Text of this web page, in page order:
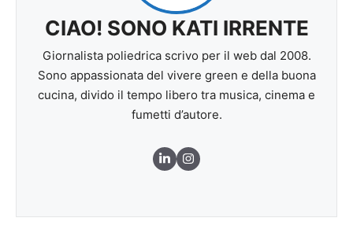
CIAO! SONO KATI IRRENTE
Giornalista poliedrica scrivo per il web dal 2008.
Sono appassionata del vivere green e della buona
cucina, divido il tempo libero tra musica, cinema e
fumetti d’autore.